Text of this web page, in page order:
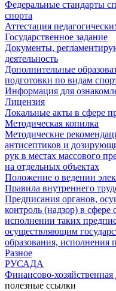
Федеральные стандарты
спорта
Аттестация
Государственное задание
Документы,
деятельность
Дополнительные
подготовки по видам
Информация для
Лицензия
Локальные акты в сфере
Методическая копилка
Методические
антисептиков и
рук в местах массового
на отдельных объектах
Положение о ведении
Правила внутреннего
Предписания органов,
контроль (надзор) в сфере
исполнении таких
осуществляющим
образования, исполнения
Разное
РУСАДА
Финансово-хозяйственная
полезные ссылки